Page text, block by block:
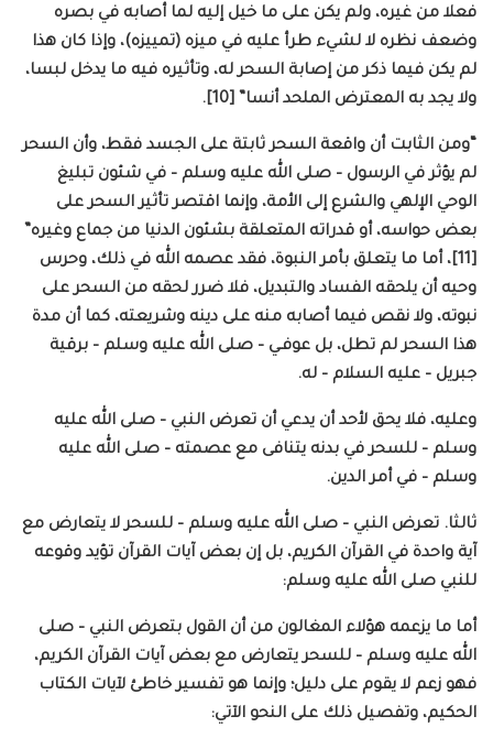
فعلا من غيره، ولم يكن على ما خيل إليه لما أصابه في بصره
وضعف نظره لا لشيء طرأ عليه في ميزه (تمييزه)، وإذا كان هذا
لم يكن فيما ذكر من إصابة السحر له، وتأثيره فيه ما يدخل لبسا،
ولا يجد به المعترض الملحد أنسا” [10].
“ومن الثابت أن واقعة السحر ثابتة على الجسد فقط، وأن السحر
لم يؤثر في الرسول – صلى الله عليه وسلم – في شئون تبليغ
الوحي الإلهي والشرع إلى الأمة، وإنما اقتصر تأثير السحر على
بعض حواسه، أو قدراته المتعلقة بشئون الدنيا من جماع وغيره”
[11]، أما ما يتعلق بأمر النبوة، فقد عصمه الله في ذلك، وحرس
وحيه أن يلحقه الفساد والتبديل، فلا ضرر لحقه من السحر على
نبوته، ولا نقص فيما أصابه منه على دينه وشريعته، كما أن مدة
هذا السحر لم تطل، بل عوفـي – صلى الله عليه وسلم – برقية
جبريل – عليه السلام – له.
وعليه، فلا يحق لأحد أن يدعي أن تعرض النبي – صلى الله عليه
وسلم – للسحر في بدنه يتنافى مع عصمته – صلى الله عليه
وسلم – في أمر الدين.
ثالثا. تعرض النبي – صلى الله عليه وسلم – للسحر لا يتعارض مع
آية واحدة في القرآن الكريم، بل إن بعض آيات القرآن تؤيد وقوعه
للنبي صلى الله عليه وسلم:
أما ما يزعمه هؤلاء المغالون من أن القول بتعرض النبي – صلى
الله عليه وسلم – للسحر يتعارض مع بعض آيات القرآن الكريم،
فهو زعم لا يقوم على دليل؛ وإنما هو تفسير خاطئ لآيات الكتاب
الحكيم، وتفصيل ذلك على النحو الآتي: